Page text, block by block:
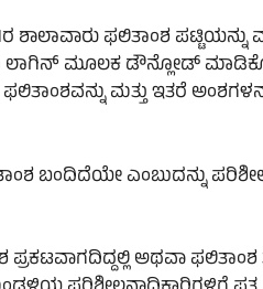
ಫಲಿತಾಂಶ
ಲಾಗಿನ್ ಮೂಲಕ ಡೌನ್ಲೋಡ್
ಮತ್ತು ಇತರೆ
ಬಂದಿದೆಯೇ ಎಂಬುದನ್ನು
ಅಥವಾ ಫಲಿತಾಂಶ